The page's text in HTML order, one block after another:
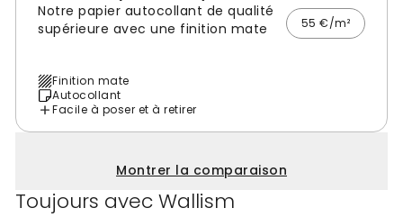
Notre papier autocollant de qualité
supérieure avec une finition mate
55 €/m²
Finition mate
Autocollant
Facile à poser et à retirer
Montrer la comparaison
Toujours avec Wallism